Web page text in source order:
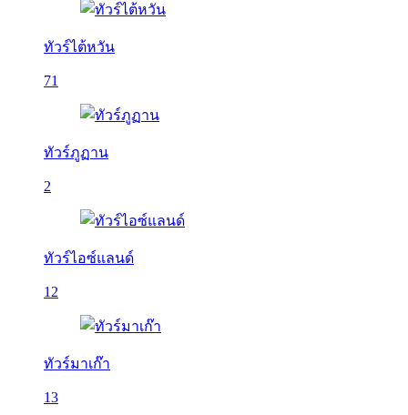
ทัวร์ไต้หวัน
71
ทัวร์ภูฏาน
2
ทัวร์ไอซ์แลนด์
12
ทัวร์มาเก๊า
13